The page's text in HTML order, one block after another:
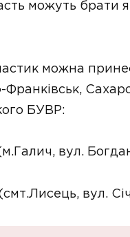
можуть брати
можна
Франківськ,
БУВР:
вул.
вул.